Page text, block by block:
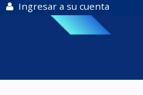
Ingresar a su cuenta